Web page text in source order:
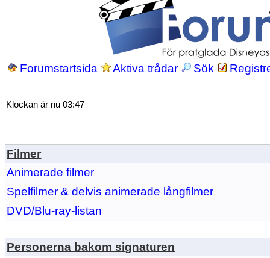
Forumstartsida Aktiva trådar Sök
Klockan är nu 03:47
Filmer
Animerade filmer
Spelfilmer & delvis animerade långfilmer
DVD/Blu-ray-listan
Personerna bakom signaturen